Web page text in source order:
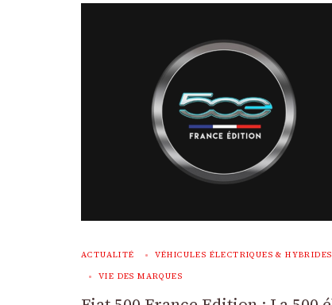
ACTUALITÉ VÉHICULES ÉLECTRIQUES & HYBRIDES
VIE DES MARQUES